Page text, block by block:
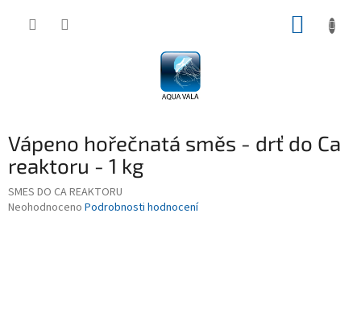
Vápeno hořečnatá směs - drť do Ca
reaktoru - 1 kg
SMES DO CA REAKTORU
Průměrné
Neohodnoceno Podrobnosti hodnocení